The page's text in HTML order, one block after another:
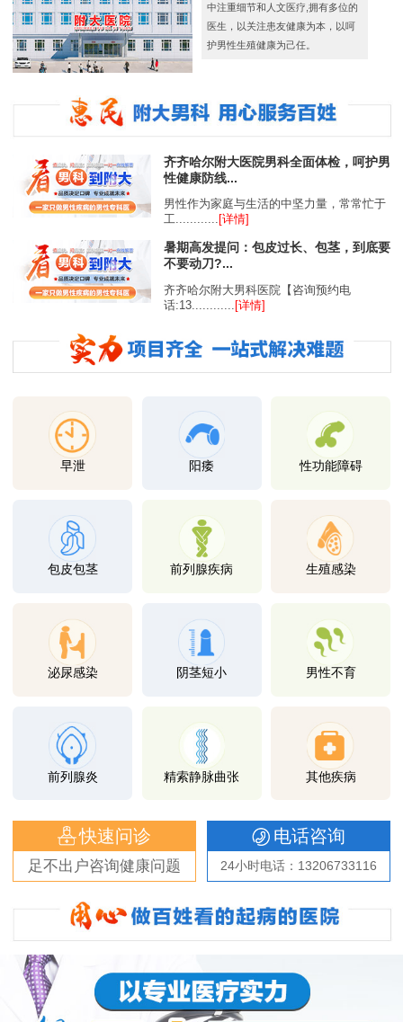
中注重细节和人文医疗,拥有多位的
医生，以关注患友健康为本，以呵
护男性生殖健康为己任。
齐齐哈尔附大医院男科全面体检，呵护男
性健康防线...
男性作为家庭与生活的中坚力量，常常忙于
工............ [详情]
暑期高发提问：包皮过长、包茎，到底要
不要动刀?...
齐齐哈尔附大男科医院【咨询预约电
话:13............
[详情]
早泄 阳痿 性功能障碍
包皮包茎 前列腺疾病 生殖感染
泌尿感染 阴茎短小 男性不育
前列腺炎 精索静脉曲张 其他疾病
快速问诊
足不出户咨询健康问题
电话咨询
24小时电话：13206733116